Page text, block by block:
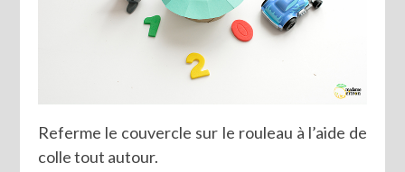
Referme le couvercle sur le rouleau à l’aide de
colle tout autour.